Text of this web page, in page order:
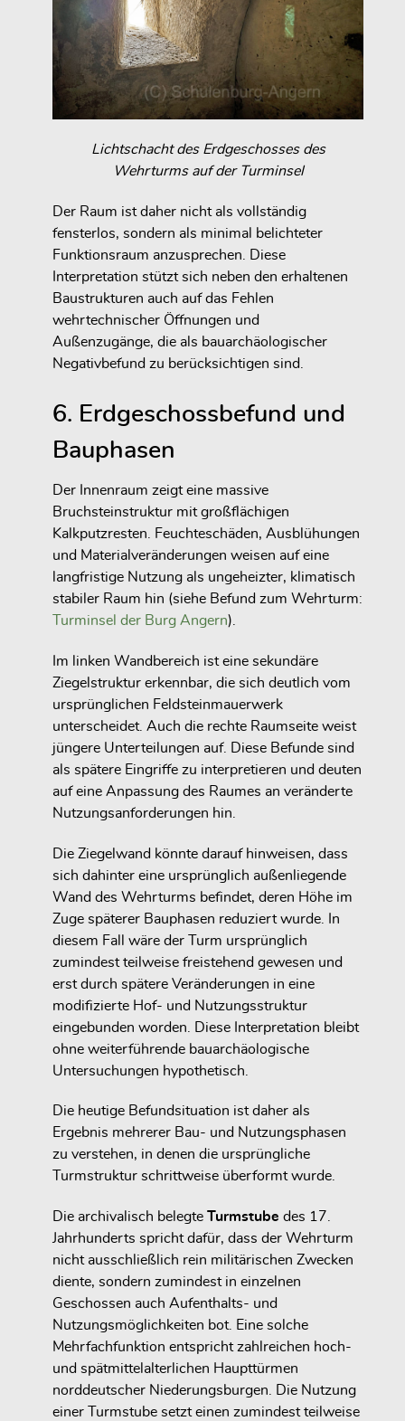
Lichtschacht des Erdgeschosses des
Wehrturms auf der Turminsel
Der Raum ist daher nicht als vollständig
fensterlos, sondern als minimal belichteter
Funktionsraum anzusprechen. Diese
Interpretation stützt sich neben den erhaltenen
Baustrukturen auch auf das Fehlen
wehrtechnischer Öffnungen und
Außenzugänge, die als bauarchäologischer
Negativbefund zu berücksichtigen sind.
6. Erdgeschossbefund und
Bauphasen
Der Innenraum zeigt eine massive
Bruchsteinstruktur mit großflächigen
Kalkputzresten. Feuchteschäden, Ausblühungen
und Materialveränderungen weisen auf eine
langfristige Nutzung als ungeheizter, klimatisch
stabiler Raum hin (siehe Befund zum Wehrturm:
Turminsel der Burg Angern).
Im linken Wandbereich ist eine sekundäre
Ziegelstruktur erkennbar, die sich deutlich vom
ursprünglichen Feldsteinmauerwerk
unterscheidet. Auch die rechte Raumseite weist
jüngere Unterteilungen auf. Diese Befunde sind
als spätere Eingriffe zu interpretieren und deuten
auf eine Anpassung des Raumes an veränderte
Nutzungsanforderungen hin.
Die Ziegelwand könnte darauf hinweisen, dass
sich dahinter eine ursprünglich außenliegende
Wand des Wehrturms befindet, deren Höhe im
Zuge späterer Bauphasen reduziert wurde. In
diesem Fall wäre der Turm ursprünglich
zumindest teilweise freistehend gewesen und
erst durch spätere Veränderungen in eine
modifizierte Hof- und Nutzungsstruktur
eingebunden worden. Diese Interpretation bleibt
ohne weiterführende bauarchäologische
Untersuchungen hypothetisch.
Die heutige Befundsituation ist daher als
Ergebnis mehrerer Bau- und Nutzungsphasen
zu verstehen, in denen die ursprüngliche
Turmstruktur schrittweise überformt wurde.
Die archivalisch belegte Turmstube des 17.
Jahrhunderts spricht dafür, dass der Wehrturm
nicht ausschließlich rein militärischen Zwecken
diente, sondern zumindest in einzelnen
Geschossen auch Aufenthalts- und
Nutzungsmöglichkeiten bot. Eine solche
Mehrfachfunktion entspricht zahlreichen hoch-
und spätmittelalterlichen Haupttürmen
norddeutscher Niederungsburgen. Die Nutzung
einer Turmstube setzt einen zumindest teilweise